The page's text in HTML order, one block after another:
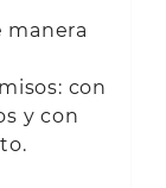
manera
con
y con